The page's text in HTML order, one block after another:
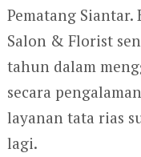
Pematang
Salon & Florist
tahun dalam
secara
layanan tata rias
lagi.